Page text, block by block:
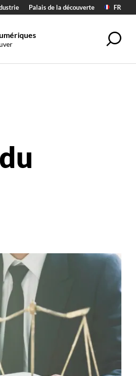
Palais de la découverte FR